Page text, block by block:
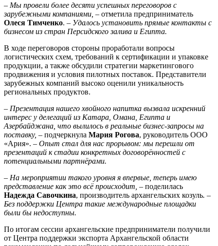
– Мы провели более десяти успешных переговоров с
зарубежными компаниями, – отметила предприниматель
Олеся Тимченко. – Удалось установить прямые контакты с
бизнесом из стран Персидского залива и Египта.
В ходе переговоров стороны проработали вопросы
логистических схем, требований к сертификации и упаковке
продукции, а также обсудили стратегии маркетингового
продвижения и условия пилотных поставок. Представители
зарубежных компаний высоко оценили уникальность
региональных продуктов.
– Презентация нашего хвойного напитка вызвала искренний
интерес у делегаций из Катара, Омана, Египта и
Азербайджана, что вылилось в реальные бизнес-запросы на
поставку, – подчеркнула Мария Рогова, руководитель ООО
«Ария». – Опыт стал для нас прорывом: мы перешли от
презентаций к стадии конкретных договорённостей с
потенциальными партнёрами.
– На мероприятии такого уровня я впервые, теперь имею
представление как это всё происходит, – поделилась
Надежда Савочкина, производитель архангельских козуль. –
Без поддержки Центра такие международные площадки
были бы недоступны.
По итогам сессии архангельские предприниматели получили
от Центра поддержки экспорта Архангельской области